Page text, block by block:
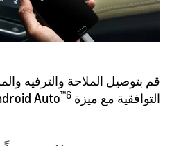
قم بتوصيل الملاحة والترفيه
التوافقية مع ميزة Android Auto ™6